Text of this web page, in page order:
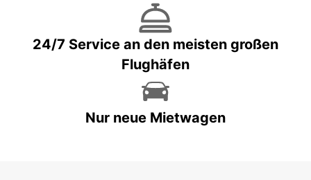
24/7 Service an den meisten großen
Flughäfen
Nur neue Mietwagen